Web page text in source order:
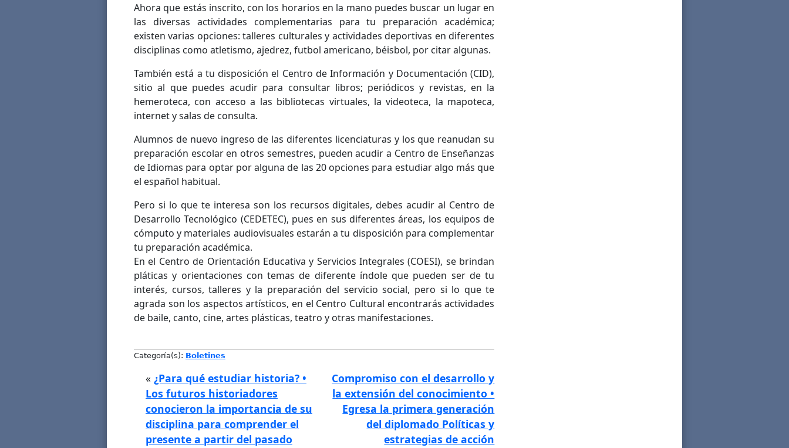
Ahora que estás inscrito, con los horarios en la mano puedes buscar un lugar en
las diversas actividades complementarias para tu preparación académica;
existen varias opciones: talleres culturales y actividades deportivas en diferentes
disciplinas como atletismo, ajedrez, futbol americano, béisbol, por citar algunas.
También está a tu disposición el Centro de Información y Documentación (CID),
sitio al que puedes acudir para consultar libros; periódicos y revistas, en la
hemeroteca, con acceso a las bibliotecas virtuales, la videoteca, la mapoteca,
internet y salas de consulta.
Alumnos de nuevo ingreso de las diferentes licenciaturas y los que reanudan su
preparación escolar en otros semestres, pueden acudir a Centro de Enseñanzas
de Idiomas para optar por alguna de las 20 opciones para estudiar algo más que
el español habitual.
Pero si lo que te interesa son los recursos digitales, debes acudir al Centro de
Desarrollo Tecnológico (CEDETEC), pues en sus diferentes áreas, los equipos de
cómputo y materiales audiovisuales estarán a tu disposición para complementar
tu preparación académica.
En el Centro de Orientación Educativa y Servicios Integrales (COESI), se brindan
pláticas y orientaciones con temas de diferente índole que pueden ser de tu
interés, cursos, talleres y la preparación del servicio social, pero si lo que te
agrada son los aspectos artísticos, en el Centro Cultural encontrarás actividades
de baile, canto, cine, artes plásticas, teatro y otras manifestaciones.
Categoría(s): Boletines
« ¿Para qué estudiar historia? •
Los futuros historiadores
conocieron la importancia de su
disciplina para comprender el
presente a partir del pasado
Compromiso con el desarrollo y
la extensión del conocimiento •
Egresa la primera generación
del diplomado Políticas y
estrategias de acción